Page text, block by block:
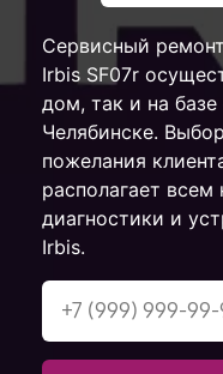
Сервисный
Irbis SF07r
дом, так и на
Челябинске.
пожелания
располагает
диагностики и
Irbis.